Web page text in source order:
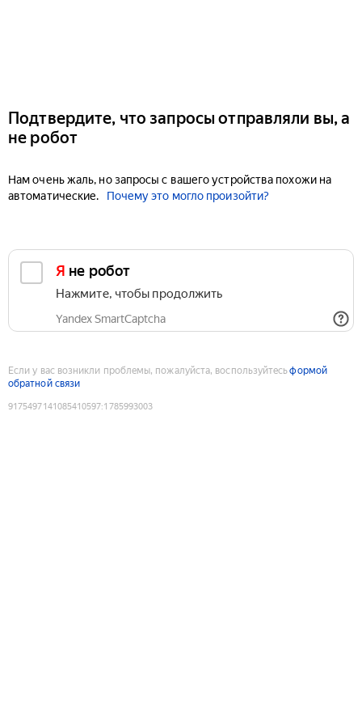
Подтвердите, что запросы отправляли вы, а
не робот
Нам очень жаль, но запросы с вашего устройства похожи на
автоматические.
Почему это могло произойти?
Я не робот
Нажмите, чтобы продолжить
Yandex SmartCaptcha
Если у вас возникли проблемы, пожалуйста, воспользуйтесьформой
обратной связи
9175497141085410597:1785993003